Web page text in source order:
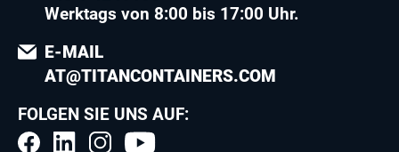
Werktags von 8:00 bis 17:00 Uhr.
E-MAIL
AT@TITANCONTAINERS.COM
FOLGEN SIE UNS AUF: